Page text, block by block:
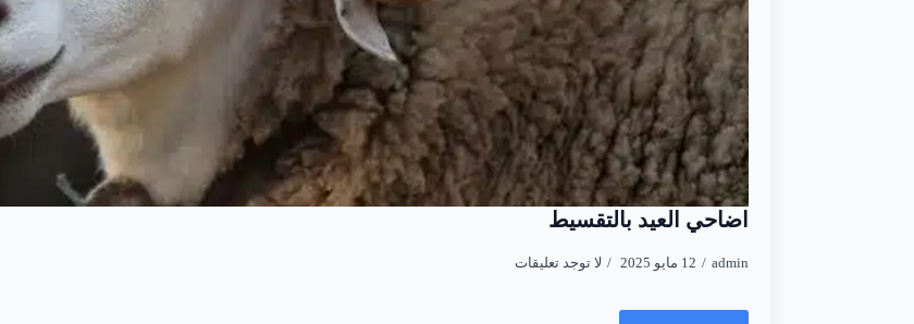
اضاحي العيد بالتقسيط
admin 12 مايو 2025 لا توجد تعليقات